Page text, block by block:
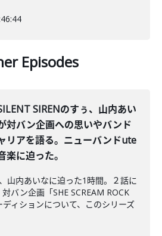
Episodes
SIRENのすぅ、山内あい
対バン企画への思いやバンド
リアを語る。ニューバンドute
楽に迫った。
山内あいなに迫った1時間。２話に
バン企画「SHE SCREAM ROCK
ィションについて、このシリーズ